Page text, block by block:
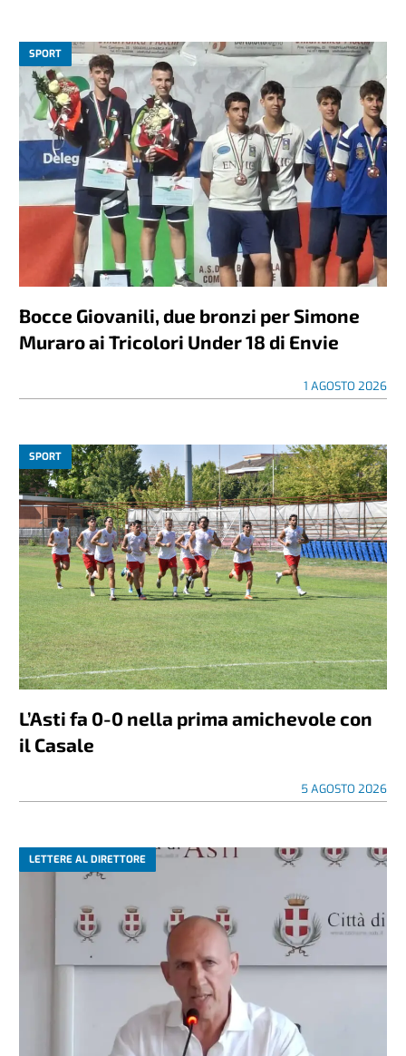
SPORT
Bocce Giovanili, due bronzi per Simone
Muraro ai Tricolori Under 18 di Envie
1 AGOSTO 2026
SPORT
L’Asti fa 0-0 nella prima amichevole con
il Casale
5 AGOSTO 2026
LETTERE AL DIRETTORE